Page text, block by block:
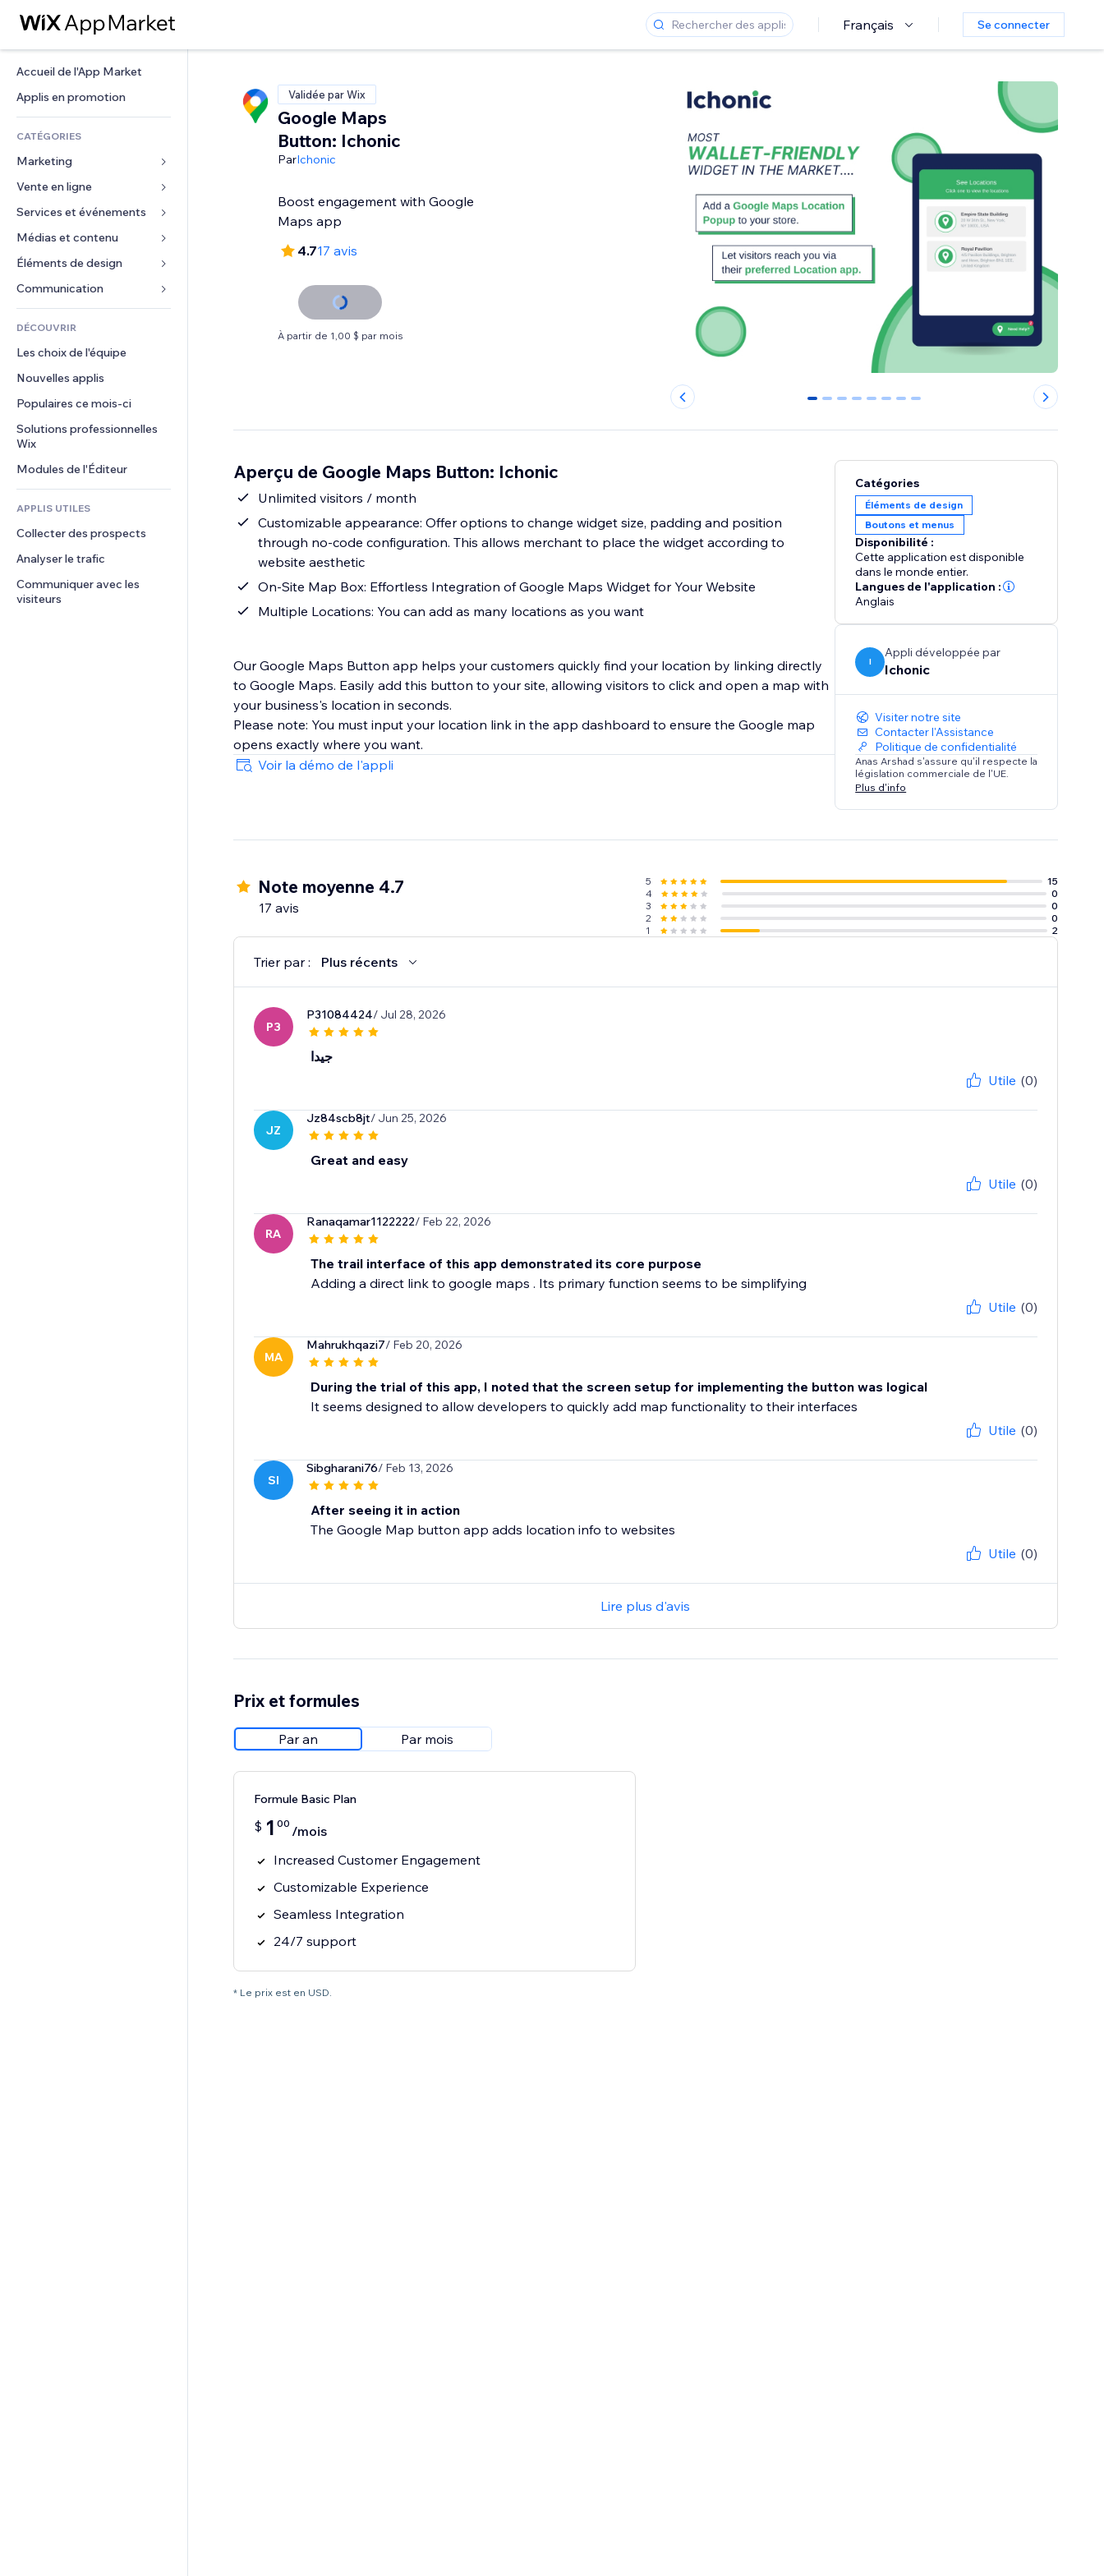
Français Se connecter
Accueil de l'App Market
Applis en promotion
CATÉGORIES
Marketing
Publicités
Mobile
Données analytiques
Réseaux sociaux
Classement de sites
E-mail
Vente en ligne
Applis pour les boutiques
Expédition et livraison
Boutons Vente
Comptabilité
Coupons et fidélisation
Solutions d'entreposage
Financement participatif
Alimentation et boissons
Services et événements
Hôtels
Événements
Restaurants
Immobilier
Réservations
Médias et contenu
Galerie
Musique
Podcasts
Photographie
Vidéo
PDF
Partage de fichiers
Actualités
Services de contenu
Effets de texte
Éléments de design
Cartes et navigation
Confidentialité
Horloge
Modèles de pages
Effets sur images
Boutons et menus
Bannières et badges
Calculateurs
Rechercher
Formulaires
Sondages
Chat
Commentaires
Téléphone
Communauté
Avis et commentaires
DÉCOUVRIR
Les choix de l'équipe
Nouvelles applis
Populaires ce mois‑ci
Solutions professionnelles
Wix
Modules de l'Éditeur
APPLIS UTILES
Collecter des prospects
Analyser le trafic
Communiquer avec les
visiteurs
Validée par Wix
Google Maps
Button: Ichonic
ParIchonic
Boost engagement with Google
Maps app
4.717 avis
À partir de 1,00 $ par mois
0 1 2 3 4 5 6 7
Aperçu de Google Maps Button: Ichonic
Unlimited visitors / month
Customizable appearance: Offer options to change widget size, padding and position
through no-code configuration. This allows merchant to place the widget according to
website aesthetic
On-Site Map Box: Effortless Integration of Google Maps Widget for Your Website
Multiple Locations: You can add as many locations as you want
Our Google Maps Button app helps your customers quickly find your location by linking directly
to Google Maps. Easily add this button to your site, allowing visitors to click and open a map with
your business's location in seconds.
Please note: You must input your location link in the app dashboard to ensure the Google map
Voir la démo de l'appli
Catégories
Éléments de design
Boutons et menus
Disponibilité :
Cette application est disponible
dans le monde entier.
Langues de l'application :
Anglais
I
Appli développée par
Ichonic
Visiter notre site
Contacter l'Assistance
Politique de confidentialité
Anas Arshad s'assure qu'il respecte la
législation commerciale de l'UE.
Plus d'info
Note moyenne 4.7
17 avis
5
15
4
0
3
0
2
0
1
2
Trier par : Plus récents
P3
P31084424/ Jul 28, 2026
جيدا
Utile (0)
JZ
Jz84scb8jt/ Jun 25, 2026
Great and easy
Utile (0)
RA
Ranaqamar1122222/ Feb 22, 2026
The trail interface of this app demonstrated its core purpose
Adding a direct link to google maps . Its primary function seems to be simplifying
Utile (0)
MA
Mahrukhqazi7/ Feb 20, 2026
During the trial of this app, I noted that the screen setup for implementing the button was logical
It seems designed to allow developers to quickly add map functionality to their interfaces
Utile (0)
SI
Sibgharani76/ Feb 13, 2026
After seeing it in action
The Google Map button app adds location info to websites
Utile (0)
Lire plus d'avis
Prix et formules
Par an Par mois
Formule Basic Plan
$ 1 00 /mois
Increased Customer Engagement
Customizable Experience
Seamless Integration
24/7 support
* Le prix est en USD.